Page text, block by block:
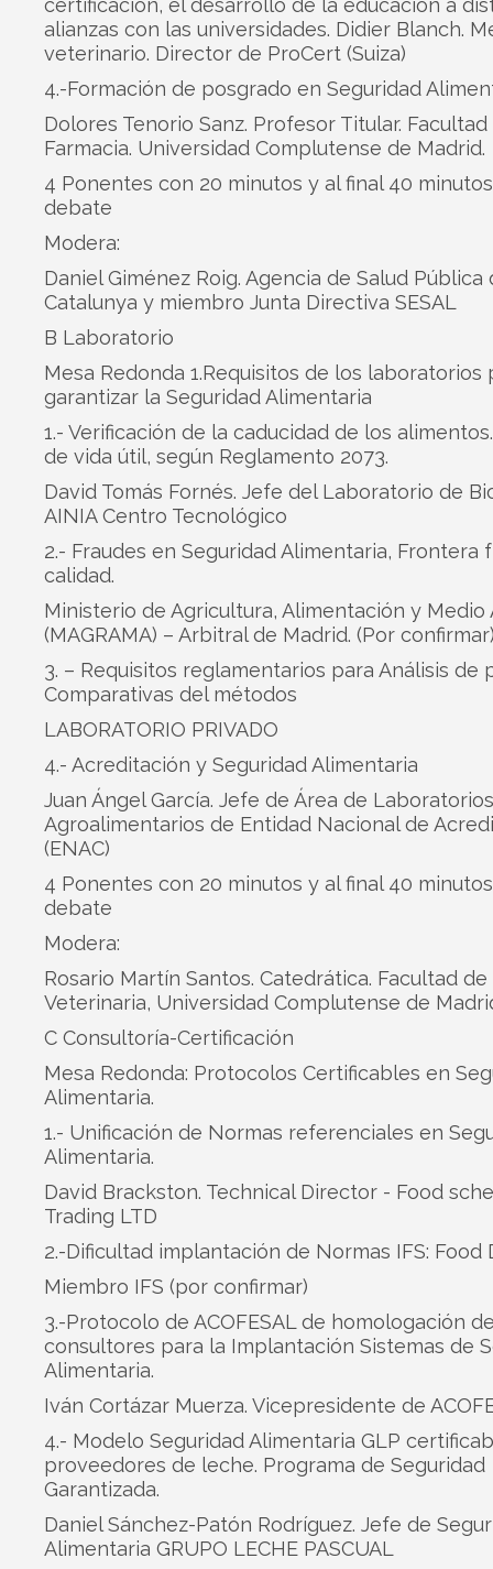
certificación, el desarrollo de la educación a
alianzas con las universidades. Didier Blanch.
veterinario. Director de ProCert (Suiza)
4.-Formación de posgrado en Seguridad
Dolores Tenorio Sanz. Profesor Titular. Facultad
Farmacia. Universidad Complutense de Madrid.
4 Ponentes con 20 minutos y al final 40
debate
Modera:
Daniel Giménez Roig. Agencia de Salud Pública
Catalunya y miembro Junta Directiva SESAL
B Laboratorio
Mesa Redonda 1.Requisitos de los laboratorios
garantizar la Seguridad Alimentaria
1.- Verificación de la caducidad de los
de vida útil, según Reglamento 2073.
David Tomás Fornés. Jefe del Laboratorio de
AINIA Centro Tecnológico
2.- Fraudes en Seguridad Alimentaria, Frontera
calidad.
Ministerio de Agricultura, Alimentación y Medio
(MAGRAMA) – Arbitral de Madrid. (Por
3. – Requisitos reglamentarios para Análisis de
Comparativas del métodos
LABORATORIO PRIVADO
4.- Acreditación y Seguridad Alimentaria
Juan Ángel García. Jefe de Área de Laboratorios
Agroalimentarios de Entidad Nacional de
(ENAC)
4 Ponentes con 20 minutos y al final 40
debate
Modera:
Rosario Martín Santos. Catedrática. Facultad de
Veterinaria, Universidad Complutense de
C Consultoría-Certificación
Mesa Redonda: Protocolos Certificables en
Alimentaria.
1.- Unificación de Normas referenciales en
Alimentaria.
David Brackston. Technical Director - Food
Trading LTD
2.-Dificultad implantación de Normas IFS: Food
Miembro IFS (por confirmar)
3.-Protocolo de ACOFESAL de homologación
consultores para la Implantación Sistemas de
Alimentaria.
Iván Cortázar Muerza. Vicepresidente de
4.- Modelo Seguridad Alimentaria GLP
proveedores de leche. Programa de Seguridad
Garantizada.
Daniel Sánchez-Patón Rodríguez. Jefe de
Alimentaria GRUPO LECHE PASCUAL